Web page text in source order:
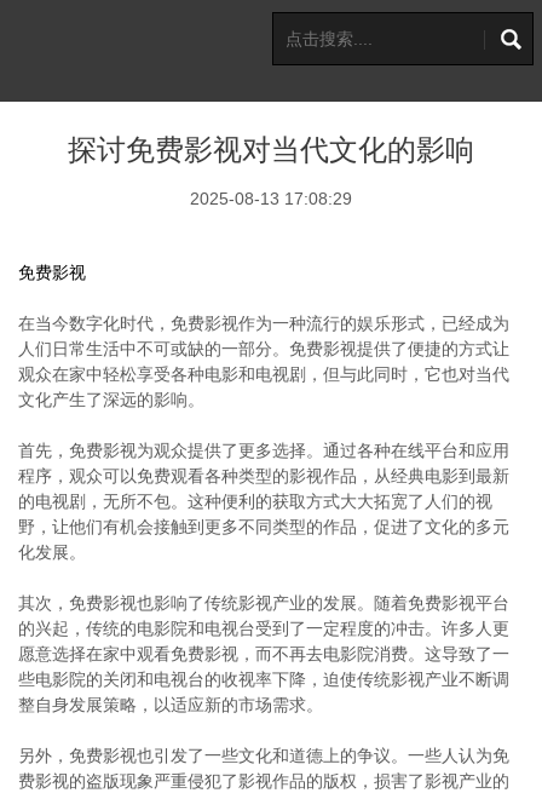
探讨免费影视对当代文化的影响
2025-08-13 17:08:29
免费影视
在当今数字化时代，免费影视作为一种流行的娱乐形式，已经成为
人们日常生活中不可或缺的一部分。免费影视提供了便捷的方式让
观众在家中轻松享受各种电影和电视剧，但与此同时，它也对当代
文化产生了深远的影响。
首先，免费影视为观众提供了更多选择。通过各种在线平台和应用
程序，观众可以免费观看各种类型的影视作品，从经典电影到最新
的电视剧，无所不包。这种便利的获取方式大大拓宽了人们的视
野，让他们有机会接触到更多不同类型的作品，促进了文化的多元
化发展。
其次，免费影视也影响了传统影视产业的发展。随着免费影视平台
的兴起，传统的电影院和电视台受到了一定程度的冲击。许多人更
愿意选择在家中观看免费影视，而不再去电影院消费。这导致了一
些电影院的关闭和电视台的收视率下降，迫使传统影视产业不断调
整自身发展策略，以适应新的市场需求。
另外，免费影视也引发了一些文化和道德上的争议。一些人认为免
费影视的盗版现象严重侵犯了影视作品的版权，损害了影视产业的